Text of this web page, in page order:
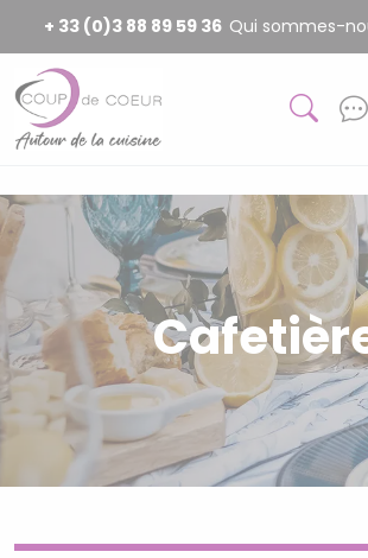
+ 33 (0)3 88 89 59 36 Qui sommes-
Panneau de gestion des cookies